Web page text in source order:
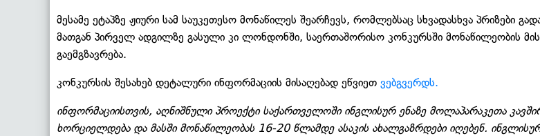
მესამე ეტაპზე ჟიური სამ საუკეთესო მონაწილეს შეარჩევს, რომლებსაც სხვადასხვა პრიზები
მათგან პირველ ადგილზე გასული კი ლონდონში, საერთაშორისო კონკურსში მონაწილეობის
გაემგზავრება.
კონკურსის შესახებ დეტალური ინფორმაციის მისაღებად ეწვიეთ ვებგვერდს.
ინფორმაციისთვის, აღნიშნული პროექტი საქართველოში ინგლისურ ენაზე მოლაპარაკეთა
ხორციელდება და მასში მონაწილეობას 16-20 წლამდე ასაკის ახალგაზრდები იღებენ.